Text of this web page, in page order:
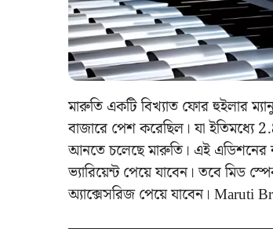
মারুতি একটি বিখ্যাত ফোর হুইলার
বাজারে পেশ করেছিল। যা ইতিমধ্যে
আনতে চলেছে মারুতি। এই এডিশনের
ভ্যারিয়েন্ট পেয়ে যাবেন। তবে মিড
অ্যাক্সেসরিজ পেয়ে যাবেন।